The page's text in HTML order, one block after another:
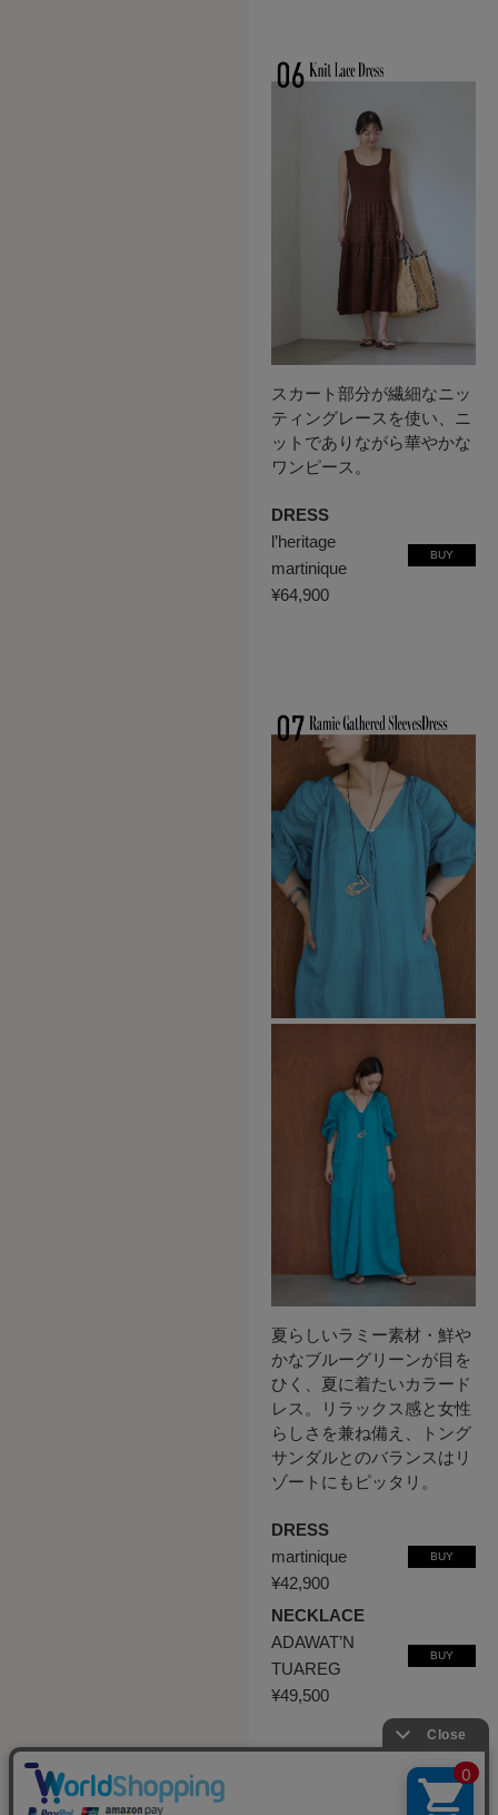
スカート部分が繊細なニッ
ティングレースを使い、ニ
ットでありながら華やかな
ワンピース。
DRESS
l’heritage
martinique
¥64,900
BUY
夏らしいラミー素材・鮮や
かなブルーグリーンが目を
ひく、夏に着たいカラード
レス。リラックス感と女性
らしさを兼ね備え、トング
サンダルとのバランスはリ
ゾートにもピッタリ。
DRESS
martinique
¥42,900
BUY
NECKLACE
ADAWAT’N
TUAREG
¥49,500
BUY